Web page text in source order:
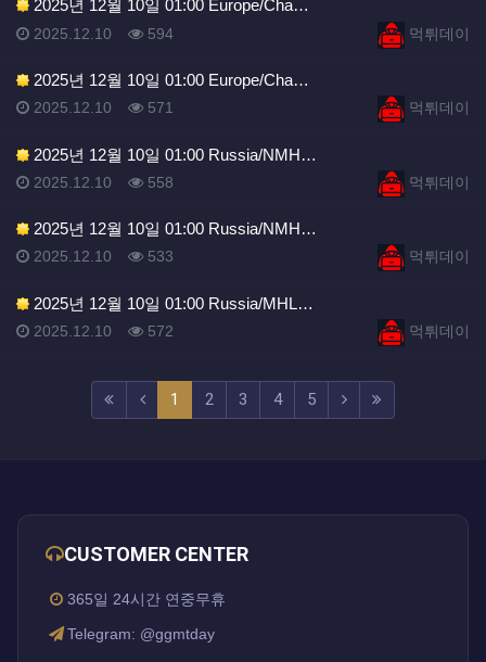
2025년 12월 10일 01:00 Europe/Cha…
등록자먹튀데이
등록일
2025.12.10 조회
594
2025년 12월 10일 01:00 Europe/Cha…
등록자먹튀데이
등록일
2025.12.10 조회
571
2025년 12월 10일 01:00 Russia/NMH…
등록자먹튀데이
등록일
2025.12.10 조회
558
2025년 12월 10일 01:00 Russia/NMH…
등록자먹튀데이
등록일
2025.12.10 조회
533
2025년 12월 10일 01:00 Russia/MHL…
등록자먹튀데이
등록일
2025.12.10 조회
572
1 (current)
2 3 4 5 (next)
CUSTOMER CENTER
365일 24시간 연중무휴
Telegram: @ggmtday